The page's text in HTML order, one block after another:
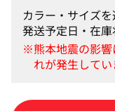
カラー・サイズ
発送予定日・在